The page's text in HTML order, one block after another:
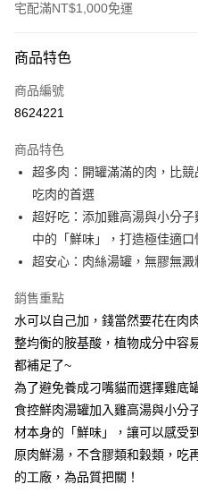
宅配滿NT$1,000免運
信用卡一次付款
信用卡分期付款
合作金庫商業銀行
華南商業銀行
上海商業儲蓄銀行
國泰世華商業銀行
臺灣中小企業銀行
匯豐（台灣）商業銀行
聯邦商業銀行
元大商業銀行
台新國際商業銀行
台灣樂天信用卡公司
LINE Pay
Apple Pay
街口支付
悠遊付
Google Pay
全盈+PAY
大哥付你分期
相關說明
【大哥付你分期使用說明】
2.付款方式選擇「大哥付你分期」，
流程，驗證手機門號後，選擇欲分
成交易。
3.實際核准額度、可分期數及費用金
AFTEE先享後付
相關說明
【關於「AFTEE先享後付」】
AFTEE先享後付是「在收到商品之後
ATM付款
商品特色
商品編號
8624221
商品特色
超多肉：開罐滿滿的肉，比
吃肉的首選
超好吃：添加雞高湯與小分
中的「鮮味」，打造極佳適
超安心：肉絲湯罐，無膠無
銷售重點
水可以自己加，錢當然要花在肉
整均衡的胺基酸，植物成分中容
都補足了~
為了避免養成刁嘴貓而選擇雞底
食控鮮肉湯罐加入雞高湯與小分
材本身的「鮮味」，讓可以感受
原肉鮮湯，不含膠類和穀類，吃
的工廠，為品質把關！